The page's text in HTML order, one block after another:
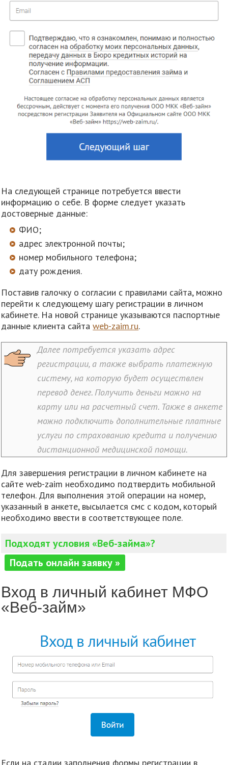
На следующей странице потребуется ввести
информацию о себе. В форме следует указать
достоверные данные:
ФИО;
адрес электронной почты;
номер мобильного телефона;
дату рождения.
Поставив галочку о согласии с правилами сайта, можно
перейти к следующему шагу регистрации в личном
кабинете. На новой странице указываются паспортные
данные клиента сайтаweb-zaim.ru.
Далее потребуется указать адрес
регистрации, а также выбрать платежную
систему, на которую будет осуществлен
перевод денег. Получить деньги можно на
карту или на расчетный счет. Также в анкете
можно подключить дополнительные платные
услуги по страхованию кредита и получению
дистанционной медицинской помощи.
Для завершения регистрации в личном кабинете на
сайте web-zaim необходимо подтвердить мобильной
телефон. Для выполнения этой операции на номер,
указанный в анкете, высылается смс с кодом, который
необходимо ввести в соответствующее поле.
Подходят условия «Веб-займа»?
Подать онлайн заявку »
Вход в личный кабинет МФО
«Веб-займ»